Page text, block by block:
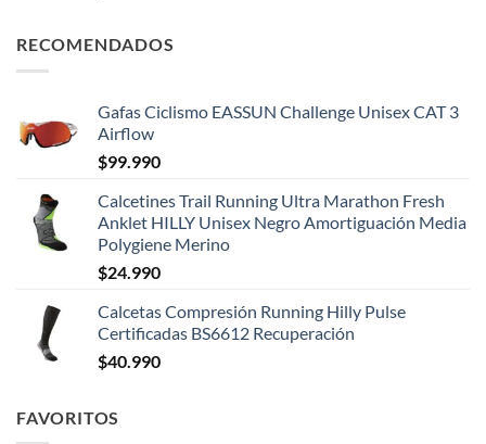
RECOMENDADOS
Gafas Ciclismo EASSUN Challenge Unisex CAT 3
Airflow
$99.990
Calcetines Trail Running Ultra Marathon Fresh
Anklet HILLY Unisex Negro Amortiguación Media
Polygiene Merino
$24.990
Calcetas Compresión Running Hilly Pulse
Certificadas BS6612 Recuperación
$40.990
FAVORITOS